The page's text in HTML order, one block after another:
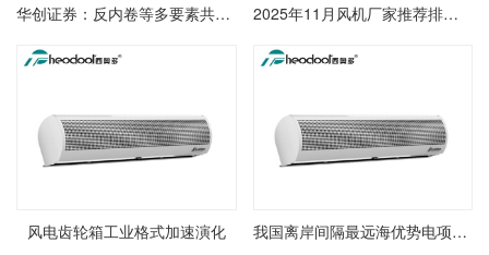
华创证券：反内卷等多要素共推风机价格上升 主机厂商盈余有望进一步修正 2025年11月风机厂家推荐排行榜节能高压风机空气磁悬浮高速永磁电子节能磁悬浮高速公司推荐
风电齿轮箱工业格式加速演化 我国离岸间隔最远海优势电项目悉数风机吊装完结